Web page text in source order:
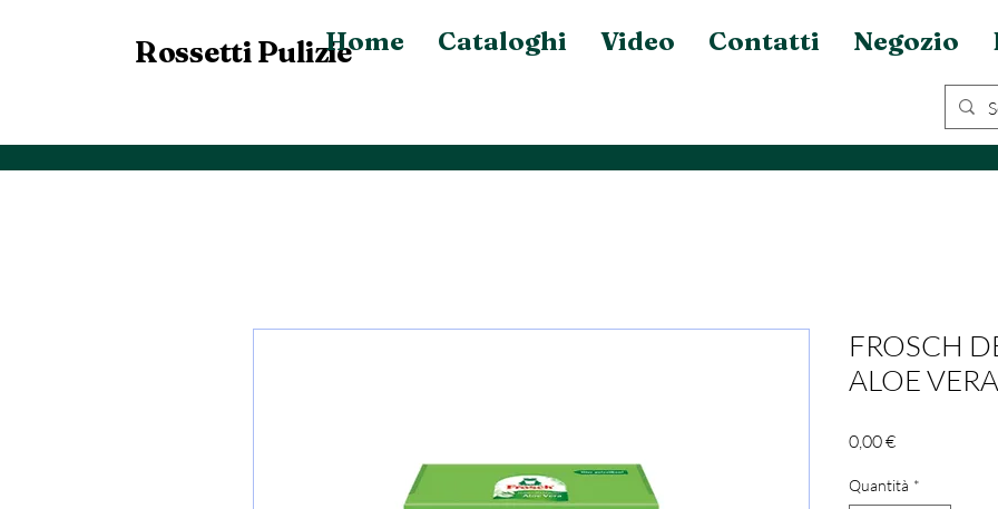
Rossetti PulizieHome Cataloghi Video Contatti Negozio
FROSCH
ALOE
0,00 €Prezzo
Quantità *